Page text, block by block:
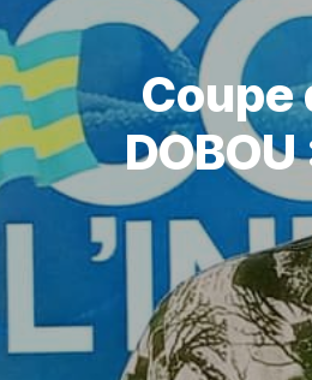
Coupe